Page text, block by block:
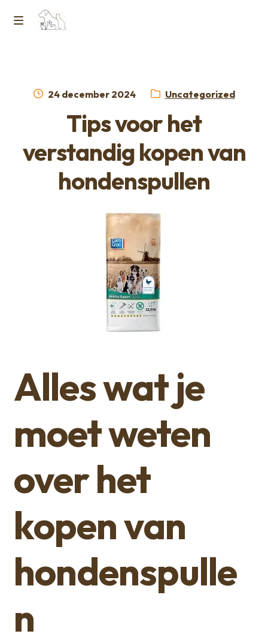
Ga
Ga
Horcon Webshop – GDPR / Voorwaarden /
Over ons
Geplaatst
24 december 2024 Categorie:
Uncategorized
Tips voor het
verstandig kopen van
hondenspullen
Alles wat je
moet weten
over het
kopen van
hondenspulle
n